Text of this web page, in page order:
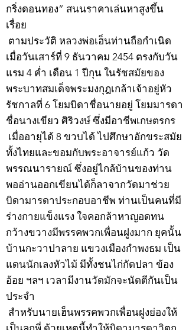
กริ่งดอนทอง” สนนราคาเล่นหาสูงขึ้น
เรื่อย
ตามประวัติ หลวงพ่อเฮ็นท่านถือกำเนิด
เมื่อวันเสาร์ที่ 9 ธันวาคม 2454 ตรงกับวัน
แรม 4 ค่ำ เดือน 1 ปีกุน ในรัชสมัยของ
พระบาทสมเด็จพระมงกุฎเกล้าเจ้าอยู่หัว
รัชกาลที่ 6 โยมบิดาชื่อนายอยู่ โยมมารดา
ชื่อนางเขียว ศิริวงษ์ ซึ่งมีอาชีพเกษตรกร
เมื่ออายุได้ 8 ขวบได้ ไปศึกษาอักขระสมัย
ทั้งไทยและขอมกับพระอาจารย์แก้ว วัด
พรรณนารายณ์ ซึ่งอยู่ไกล้บ้านของท่าน
พออ่านออกเขียนได้ก็ลาจากวัดมาช่วย
บิดามารดาประกอบอาชีพ ท่านเป็นคนที่มี
ร่างกายแข็งแรง ใจคอกล้าหาญอดทน
กว้างขวางมีพรรคพวกเพื่อนฝูงมาก ยุคนั้น
บ้านกะวาปาลาย แขวงเมืองกำพงธม เป็น
แดนนักเลงหัวไม้ มีทั้งชนไก่กัดปลา ข้อง
อ้อย ฯลฯ เวลามีงานวัดมักจะนัดตีกันเป็น
ประจำ
สำหรับนายเฮ็นพรรคพวกเพื่อนฝูงย่องให้